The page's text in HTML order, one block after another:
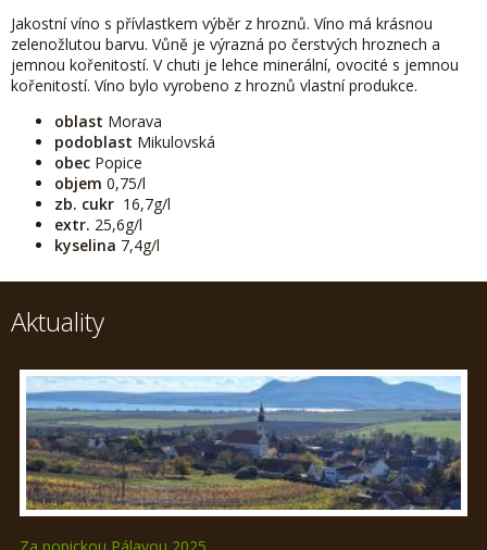
Jakostní víno s přívlastkem výběr z hroznů. Víno má krásnou
zelenožlutou barvu. Vůně je výrazná po čerstvých hroznech a
jemnou kořenitostí. V chuti je lehce minerální, ovocité s jemnou
kořenitostí. Víno bylo vyrobeno z hroznů vlastní produkce.
oblast Morava
podoblast Mikulovská
obec Popice
objem 0,75/l
zb. cukr 16,7g/l
extr. 25,6g/l
kyselina 7,4g/l
Aktuality